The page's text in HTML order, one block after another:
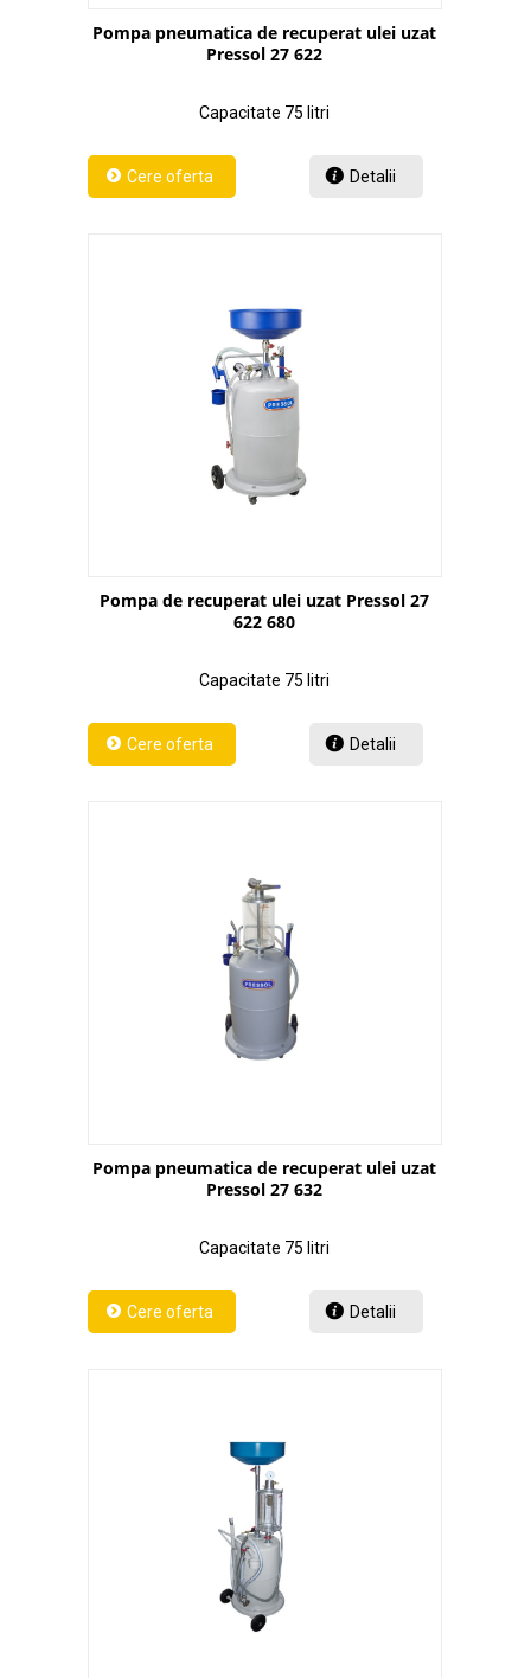
Pompa pneumatica de recuperat ulei uzat
Pressol 27 622
Capacitate 75 litri
Detalii
Pompa de recuperat ulei uzat Pressol 27
622 680
Capacitate 75 litri
Detalii
Pompa pneumatica de recuperat ulei uzat
Pressol 27 632
Capacitate 75 litri
Detalii